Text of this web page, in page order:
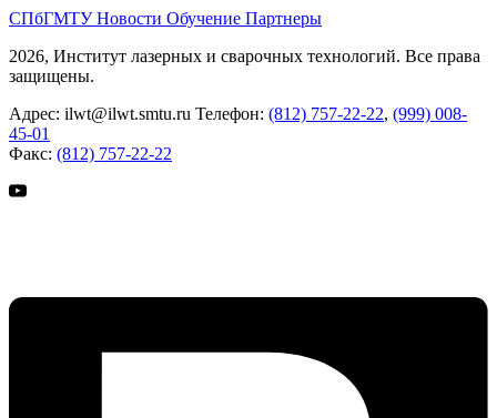
СПбГМТУНовости Обучение Партнеры
2026, Институт лазерных и сварочных технологий. Все права
защищены.
Адрес: ilwt@ilwt.smtu.ru Телефон: (812) 757-22-22, (999) 008-
45-01
Факс: (812) 757-22-22